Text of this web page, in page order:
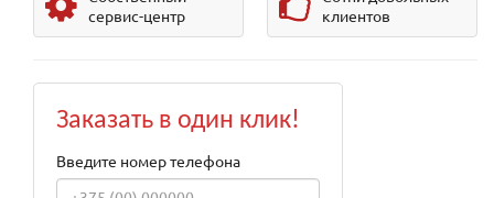
сервис-центр
клиентов
Заказать в один клик!
Введите номер телефона